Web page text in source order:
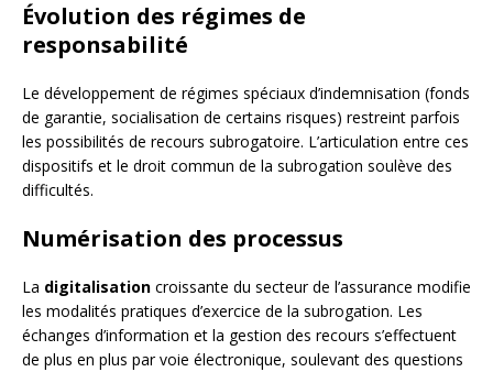
Évolution des régimes de
responsabilité
Le développement de régimes spéciaux d’indemnisation (fonds
de garantie, socialisation de certains risques) restreint parfois
les possibilités de recours subrogatoire. L’articulation entre ces
dispositifs et le droit commun de la subrogation soulève des
difficultés.
Numérisation des processus
La digitalisation croissante du secteur de l’assurance modifie
les modalités pratiques d’exercice de la subrogation. Les
échanges d’information et la gestion des recours s’effectuent
de plus en plus par voie électronique, soulevant des questions